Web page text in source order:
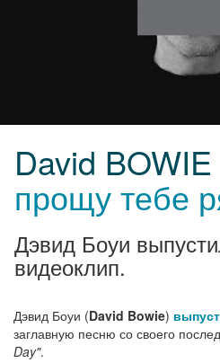
David BOWIE
прощу тебе
Дэвид Боуи
видеоклип.
Дэвид Боуи (David Bowie)
заглавную песню со своего
Day".